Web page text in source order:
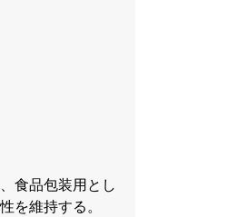
食品包装用とし
を維持する。